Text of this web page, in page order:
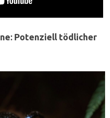
Potenziell tödlicher